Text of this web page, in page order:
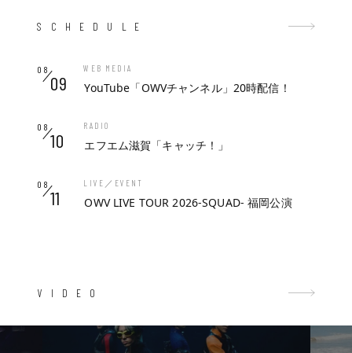
SCHEDULE
08
09
WEB MEDIA
YouTube「OWVチャンネル」20時配信！
08
10
RADIO
エフエム滋賀「キャッチ！」
08
11
LIVE／EVENT
OWV LIVE TOUR 2026-SQUAD- 福岡公演
VIDEO